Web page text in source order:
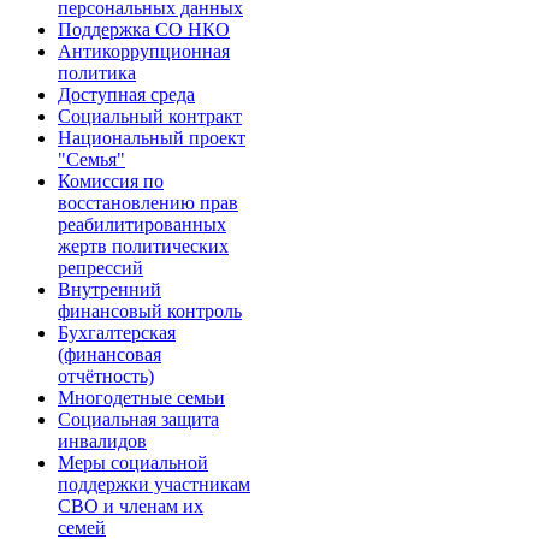
персональных данных
Поддержка СО НКО
Антикоррупционная
политика
Доступная среда
Социальный контракт
Национальный проект
"Семья"
Комиссия по
восстановлению прав
реабилитированных
жертв политических
репрессий
Внутренний
финансовый контроль
Бухгалтерская
(финансовая
отчётность)
Многодетные семьи
Cоциальная защита
инвалидов
Меры социальной
поддержки участникам
СВО и членам их
семей